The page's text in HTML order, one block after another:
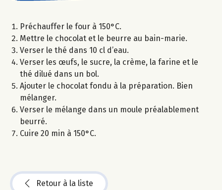
Préchauffer le four à 150°C.
Mettre le chocolat et le beurre au bain-marie.
Verser le thé dans 10 cl d’eau.
Verser les œufs, le sucre, la crème, la farine et le
thé dilué dans un bol.
Ajouter le chocolat fondu à la préparation. Bien
mélanger.
Verser le mélange dans un moule préalablement
beurré.
Cuire 20 min à 150°C.
Retour à la liste